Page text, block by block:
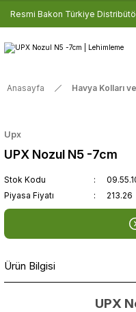
Resmi Bakon Türkiye
Anasayfa Havya Kolları
Upx
UPX Nozul N5 -7cm
Stok Kodu
Piyasa Fiyatı
213.26
Ürün Bilgisi
UPX